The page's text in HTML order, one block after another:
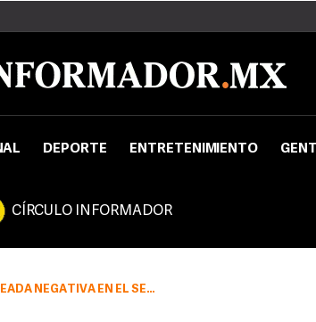
DEPORTE ENTRETENIMIENTO
CÍRCULO INFORMADOR
EN EL SECTOR FINANCIERO